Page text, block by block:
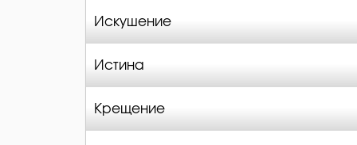
Искушение
Истина
Крещение